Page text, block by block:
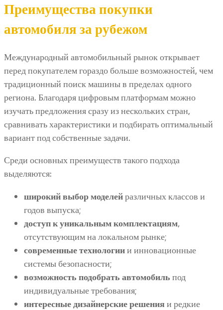
Преимущества покупки
автомобиля за рубежом
Международный автомобильный рынок открывает
перед покупателем гораздо больше возможностей, чем
традиционный поиск машины в пределах одного
региона. Благодаря цифровым платформам можно
изучать предложения сразу из нескольких стран,
сравнивать характеристики и подбирать оптимальный
вариант под собственные задачи.
Среди основных преимуществ такого подхода
выделяются:
широкий выбор моделейразличных классов и
годов выпуска;
доступ к уникальным комплектациям,
отсутствующим на локальном рынке;
современные технологиии инновационные
системы безопасности;
возможность подобрать автомобиль под
индивидуальные требования;
интересные дизайнерские решенияи редкие